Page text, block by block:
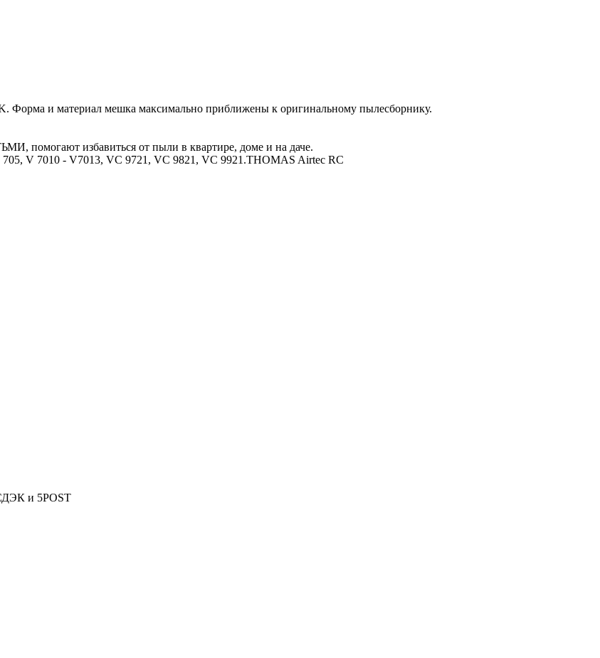
и материал мешка максимально приближены к оригинальному пылесборнику.
избавиться от пыли в квартире, доме и на даче.
V 7010 - V7013, VC 9721, VC 9821, VC 9921.THOMAS Airtec RC
и 5POST